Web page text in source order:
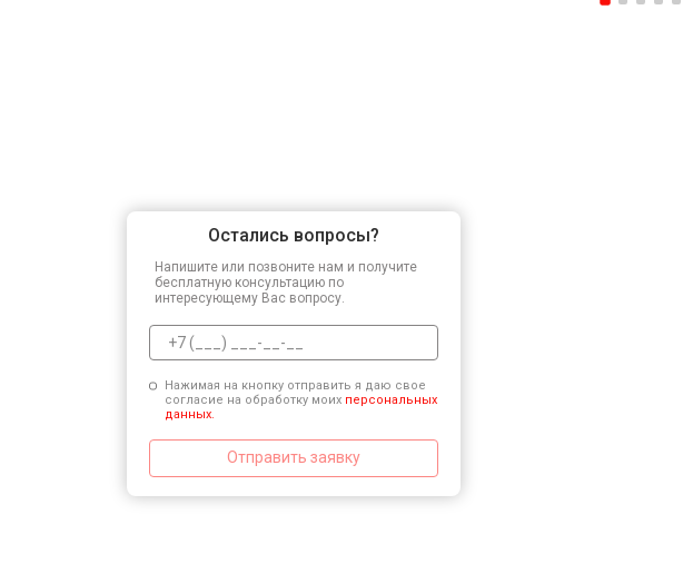
Остались вопросы?
Напишите или позвоните нам и получите
бесплатную консультацию по
интересующему Вас вопросу.
Нажимая на кнопку отправить я даю свое
согласие на обработку моих персональных
данных.
Отправить заявку